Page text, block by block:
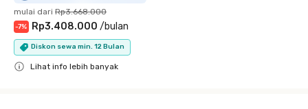
mulai dari Rp3.668.000
-7% Rp3.408.000 /bulan
Diskon sewa min. 12 Bulan
Lihat info lebih banyak